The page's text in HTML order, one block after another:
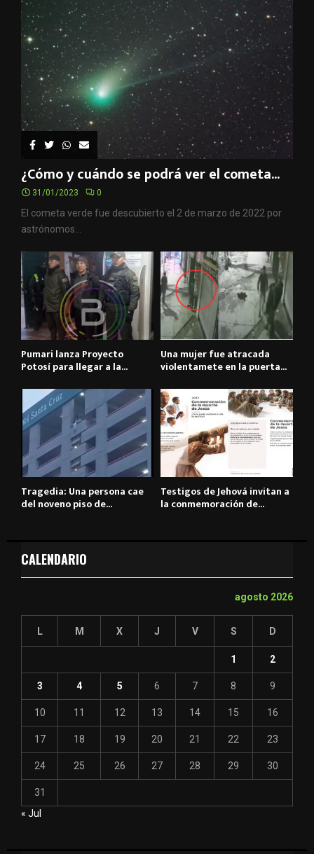
¿Cómo y cuándo se podrá ver el cometa...
31/01/2023 0
El cometa verde fue descubierto el 2 de marzo de 2022 por
astrónomos...
Pumari lanza Proyecto
Potosí para llegar a la...
Una mujer fue atracada
violentamete en la puerta...
Tragedia: Una persona cae
del noveno piso de...
Testigos de Jehová invitan a
la conmemoración de...
CALENDARIO
agosto 2026
L M X J V S D
1 2
3 4 5 6 7 8 9
10 11 12 13 14 15 16
17 18 19 20 21 22 23
24 25 26 27 28 29 30
31
« Jul